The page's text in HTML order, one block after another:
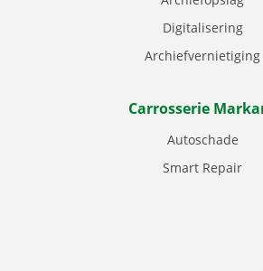
Digitalisering
Archiefvernietiging
Carrosserie
Autoschade
Smart Repair